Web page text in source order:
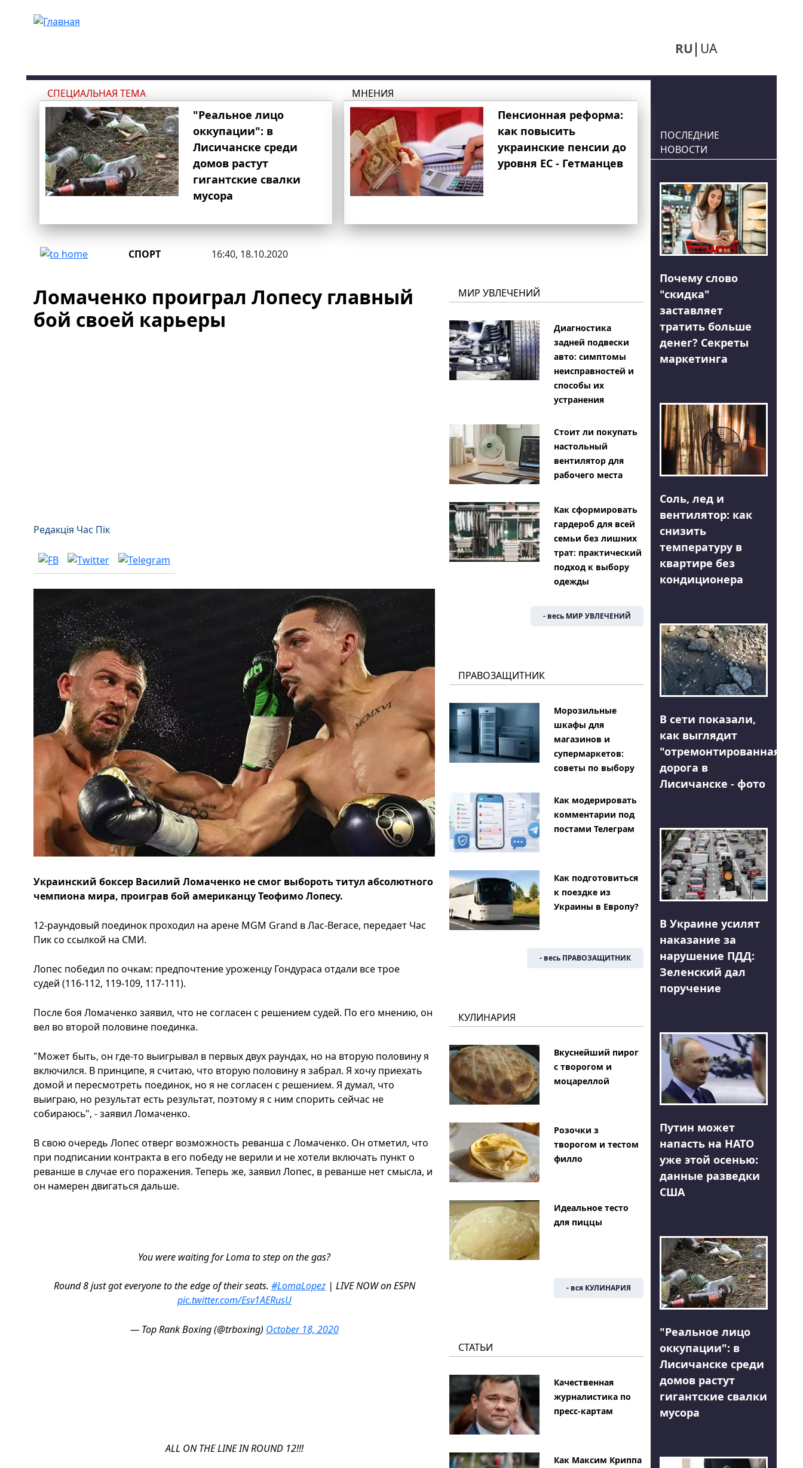
RU UA
СПЕЦИАЛЬНАЯ ТЕМА
"Реальное лицо
оккупации": в
Лисичанске среди
домов растут
гигантские свалки
мусора
МНЕНИЯ
Пенсионная реформа:
как повысить
украинские пенсии до
уровня ЕС - Гетманцев
СПОРТ 16:40, 18.10.2020
Ломаченко проиграл Лопесу главный
бой своей карьеры
Редакція Час Пік
Украинский боксер Василий Ломаченко не смог выбороть титул абсолютного
чемпиона мира, проиграв бой американцу Теофимо Лопесу.
12-раундовый поединок проходил на арене MGM Grand в Лас-Вегасе, передает Час
Пик со ссылкой на СМИ.
Лопес победил по очкам: предпочтение уроженцу Гондураса отдали все трое
судей (116-112, 119-109, 117-111).
После боя Ломаченко заявил, что не согласен с решением судей. По его мнению, он
вел во второй половине поединка.
"Может быть, он где-то выигрывал в первых двух раундах, но на вторую половину я
включился. В принципе, я считаю, что вторую половину я забрал. Я хочу приехать
домой и пересмотреть поединок, но я не согласен с решением. Я думал, что
выиграю, но результат есть результат, поэтому я с ним спорить сейчас не
собираюсь", - заявил Ломаченко.
В свою очередь Лопес отверг возможность реванша с Ломаченко. Он отметил, что
при подписании контракта в его победу не верили и не хотели включать пункт о
реванше в случае его поражения. Теперь же, заявил Лопес, в реванше нет смысла, и
он намерен двигаться дальше.
You were waiting for Loma to step on the gas?
Round 8 just got everyone to the edge of their seats. #LomaLopez| LIVE NOW on ESPN
pic.twitter.com/Esv1AERusU
— Top Rank Boxing (@trboxing) October 18, 2020
ALL ON THE LINE IN ROUND 12!!!
МИР УВЛЕЧЕНИЙ
Диагностика
задней подвески
авто: симптомы
неисправностей и
способы их
устранения
Стоит ли покупать
настольный
вентилятор для
рабочего места
Как сформировать
гардероб для всей
семьи без лишних
трат: практический
подход к выбору
одежды
- весь МИР УВЛЕЧЕНИЙ
ПРАВОЗАЩИТНИК
Морозильные
шкафы для
магазинов и
супермаркетов:
советы по выбору
Как модерировать
комментарии под
постами Телеграм
Как подготовиться
к поездке из
Украины в Европу?
- весь ПРАВОЗАЩИТНИК
КУЛИНАРИЯ
Вкуснейший пирог
с творогом и
моцареллой
Розочки з
творогом и тестом
филло
Идеальное тесто
для пиццы
- вся КУЛИНАРИЯ
СТАТЬИ
Качественная
журналистика по
пресс-картам
Как Максим Криппа
ПОСЛЕДНИЕ
НОВОСТИ
Почему слово
"скидка"
заставляет
тратить больше
денег? Секреты
маркетинга
Соль, лед и
вентилятор: как
снизить
температуру в
квартире без
кондиционера
В сети показали,
как выглядит
"отремонтированная"
дорога в
Лисичанске - фото
В Украине усилят
наказание за
нарушение ПДД:
Зеленский дал
поручение
Путин может
напасть на НАТО
уже этой осенью:
данные разведки
США
"Реальное лицо
оккупации": в
Лисичанске среди
домов растут
гигантские свалки
мусора